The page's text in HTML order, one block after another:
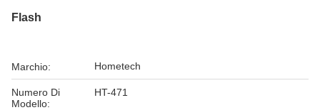
Flash
Marchio: Hometech
Numero Di
Modello:
HT-471